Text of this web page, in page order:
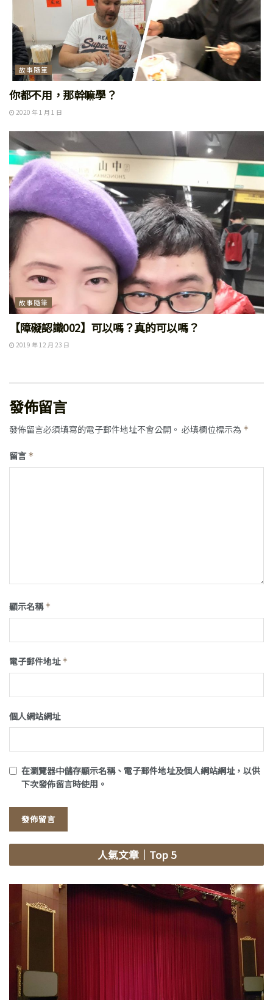
故事隨筆
你都不用，那幹嘛學？
2020 年 1 月 1 日
故事隨筆
【障礙認識002】可以嗎？真的可以嗎？
2019 年 12 月 23 日
發佈留言
發佈留言必須填寫的電子郵件地址不會公開。 必填欄位標示為 *
留言 *
顯示名稱*
電子郵件地址*
個人網站網址
在瀏覽器中儲存顯示名稱、電子郵件地址及個人網站網址，以供
下次發佈留言時使用。
人氣文章｜Top 5